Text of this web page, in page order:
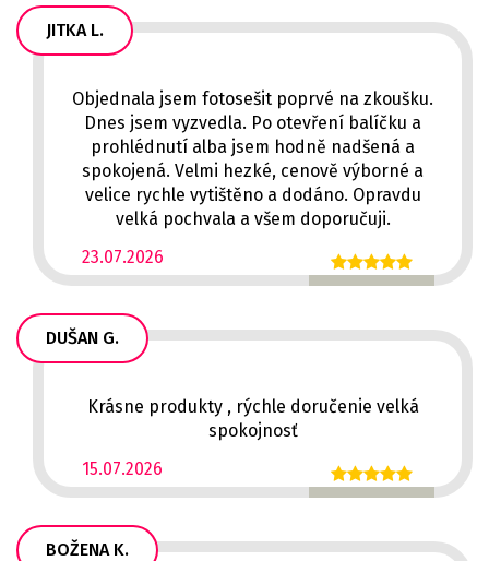
JITKA L.
23.07.2026
Objednala jsem fotosešit poprvé na zkoušku.
Dnes jsem vyzvedla. Po otevření balíčku a
prohlédnutí alba jsem hodně nadšená a
spokojená. Velmi hezké, cenově výborné a
velice rychle vytištěno a dodáno. Opravdu
velká pochvala a všem doporučuji.
DUŠAN G.
15.07.2026
Krásne produkty , rýchle doručenie velká
spokojnosť
BOŽENA K.